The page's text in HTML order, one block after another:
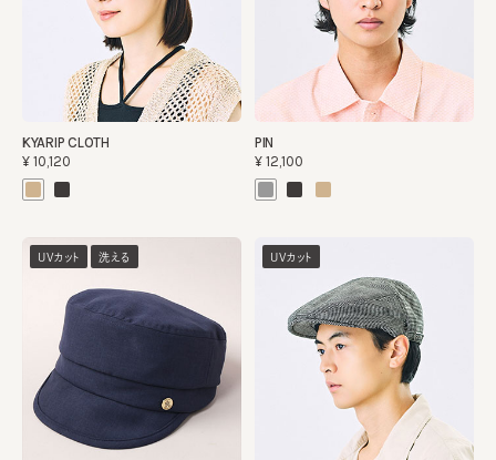
KYARIP CLOTH
¥10,120
PIN
¥12,100
UVカット 洗える UVカット